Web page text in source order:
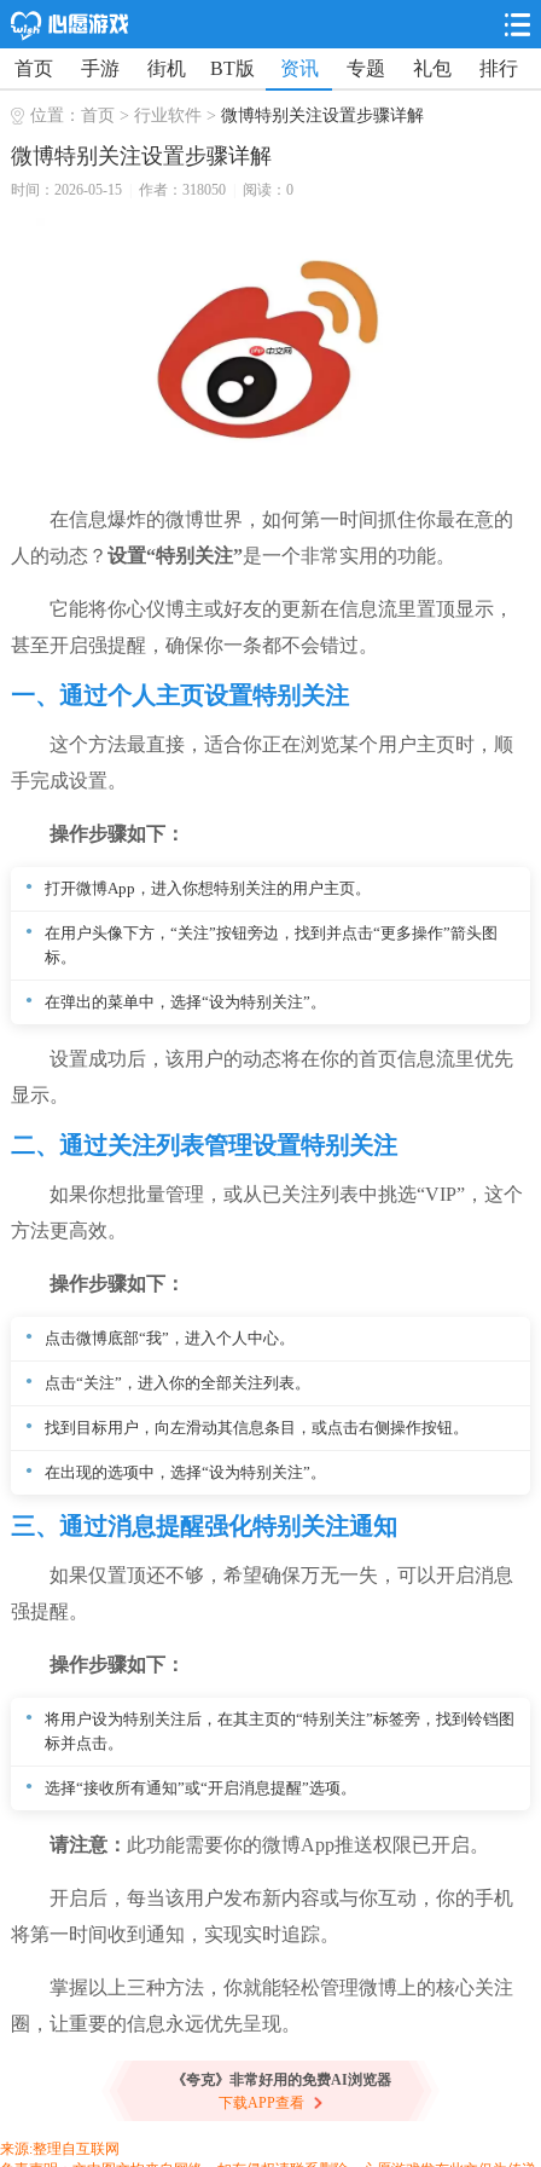
首页 手游 街机 BT版 资讯 专题 礼包 排行
位置： 首页 > 行业软件> 微博特别关注设置步骤详解
微博特别关注设置步骤详解
时间：2026-05-15 作者：318050 阅读：0
在信息爆炸的微博世界，如何第一时间抓住你最在意的
人的动态？ 设置“特别关注”是一个非常实用的功能。
它能将你心仪博主或好友的更新在信息流里置顶显示，
甚至开启强提醒，确保你一条都不会错过。
一、通过个人主页设置特别关注
这个方法最直接，适合你正在浏览某个用户主页时，顺
手完成设置。
操作步骤如下：
打开微博App，进入你想特别关注的用户主页。
在用户头像下方，“关注”按钮旁边，找到并点击“更多操作”箭头图
标。
在弹出的菜单中，选择“设为特别关注”。
设置成功后，该用户的动态将在你的首页信息流里优先
显示。
二、通过关注列表管理设置特别关注
如果你想批量管理，或从已关注列表中挑选“VIP”，这个
方法更高效。
操作步骤如下：
点击微博底部“我”，进入个人中心。
点击“关注”，进入你的全部关注列表。
找到目标用户，向左滑动其信息条目，或点击右侧操作按钮。
在出现的选项中，选择“设为特别关注”。
三、通过消息提醒强化特别关注通知
如果仅置顶还不够，希望确保万无一失，可以开启消息
强提醒。
操作步骤如下：
将用户设为特别关注后，在其主页的“特别关注”标签旁，找到铃铛图
标并点击。
选择“接收所有通知”或“开启消息提醒”选项。
请注意： 此功能需要你的微博App推送权限已开启。
开启后，每当该用户发布新内容或与你互动，你的手机
将第一时间收到通知，实现实时追踪。
掌握以上三种方法，你就能轻松管理微博上的核心关注
圈，让重要的信息永远优先呈现。
《夸克》非常好用的免费AI浏览器
下载APP查看
来源:整理自互联网